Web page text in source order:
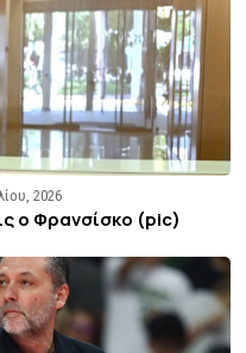
2026
ο Φρανσίσκο (pic)